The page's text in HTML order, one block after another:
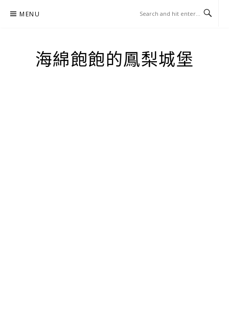
MENU
海綿飽飽的鳳梨城堡